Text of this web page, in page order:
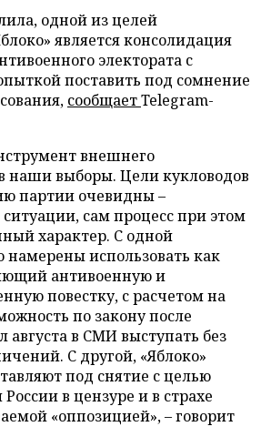
одной из целей
является консолидация
электората с
поставить под сомнение
сообщаетTelegram-
внешнего
наши выборы. Цели кукловодов
партии очевидны –
сам процесс при этом
характер. С одной
намерены использовать как
антивоенную и
повестку, с расчетом на
по закону после
августа в СМИ выступать без
С другой, «Яблоко»
под снятие с целью
в цензуре и в страхе
«оппозицией», – говорит